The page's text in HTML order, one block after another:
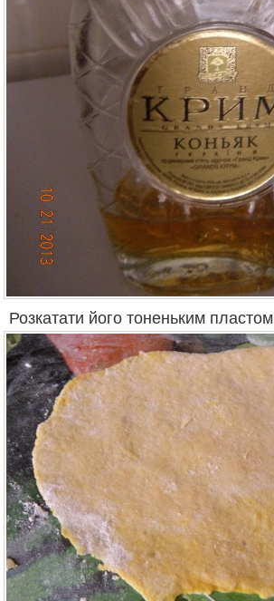
Розкатати його тоненьким пластом